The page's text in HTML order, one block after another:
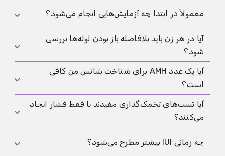
شرح حال، عفونت لگنی، جراحی یا بارداری خارج رحمی
وجود دارد.
چون مشکلات باروری اغلب فقط به عامل زنانه محدود
می‌کند و مانع از آن می‌شود که چندین ماه فقط در سمت
اشتباه دنبال علت بگردید.
معمولاً در ابتدا چه آزمایش‌هایی انجام می‌شود؟
معمولاً ابتدا شرح حال کامل، بررسی الگوی چرخه و
تخمک‌گذاری، سونوگرافی زنان، آزمایش‌های هورمونی
مرتبط و آزمایش زودهنگام مایع منی برای شریک انجام
می‌شود. سپس بر اساس نتایج، گام‌های بعدی به‌صورت
هدفمند انتخاب می‌شوند، نه اینکه همه آزمایش‌ها یکجا
درخواست شوند.
آیا در هر زن باید بلافاصله باز بودن لوله‌ها بررسی
شود؟
نه، به‌طور خودکار نه. بررسی لوله‌ها زمانی به‌ویژه مهم
می‌شود که تاریخچه به آسیب لوله‌ای اشاره داشته باشد،
درمان‌هایی مثل IUI در نظر باشد، یا پس از مراحل نخست
توضیح معقولی پیدا نشود. ارزیابی خوب یعنی آزمایش
هدفمند، نه انجام همه چیز به‌صورت هم‌زمان.
آیا یک عدد AMH برای شناخت شانس من کافی
است؟
نه. AMH به تخمین ذخیره تخمدان کمک می‌کند، اما
به‌تنهایی نمی‌گوید آیا و چه زمانی بارداری رخ می‌دهد. سن،
آیا تست‌های تخمک‌گذاری مفیدند یا فقط فشار ایجاد
می‌کنند؟
اگر می‌خواهید چرخه خود را بهتر بفهمید یا پنجره باروری
چه زمانی IUI بیشتر مطرح می‌شود؟